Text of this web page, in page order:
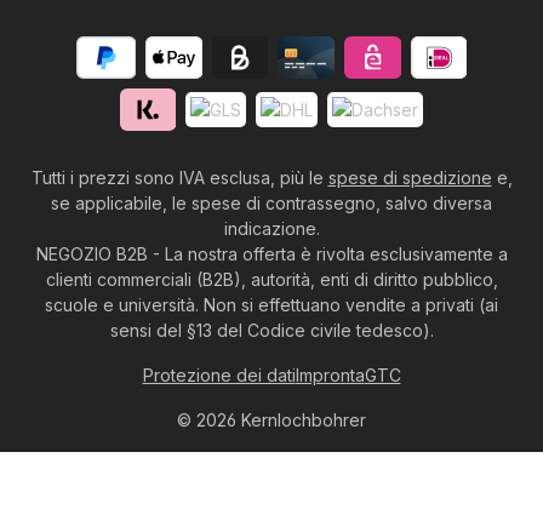
Tutti i prezzi sono IVA esclusa, più le spese di spedizione e,
se applicabile, le spese di contrassegno, salvo diversa
indicazione.
NEGOZIO B2B - La nostra offerta è rivolta esclusivamente a
clienti commerciali (B2B), autorità, enti di diritto pubblico,
scuole e università. Non si effettuano vendite a privati (ai
sensi del §13 del Codice civile tedesco).
© 2026 Kernlochbohrer
Protezione dei datiImprontaGTC